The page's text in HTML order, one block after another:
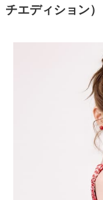
チエディション）